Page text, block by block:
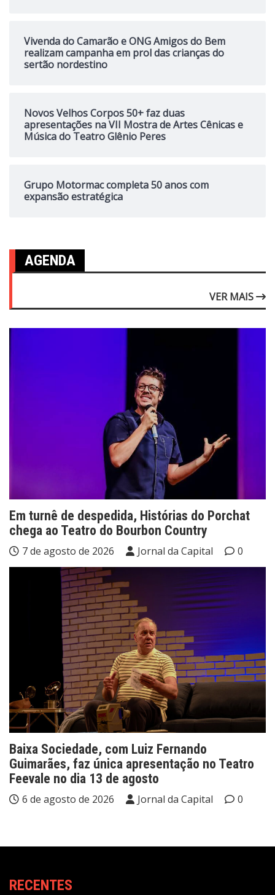
Vivenda do Camarão e ONG Amigos do Bem
realizam campanha em prol das crianças do
sertão nordestino
Novos Velhos Corpos 50+ faz duas
apresentações na VII Mostra de Artes Cênicas e
Música do Teatro Glênio Peres
Grupo Motormac completa 50 anos com
expansão estratégica
AGENDA
VER MAIS
Em turnê de despedida, Histórias do Porchat
chega ao Teatro do Bourbon Country
7 de agosto de 2026 Jornal da Capital 0
Baixa Sociedade, com Luiz Fernando
Guimarães, faz única apresentação no Teatro
Feevale no dia 13 de agosto
6 de agosto de 2026 Jornal da Capital 0
RECENTES